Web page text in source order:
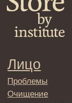
Договор оферта
Реквизиты и контакты
Подписаться
E-mail
Отправляя адрес
вы соглашаетесь с
обработки